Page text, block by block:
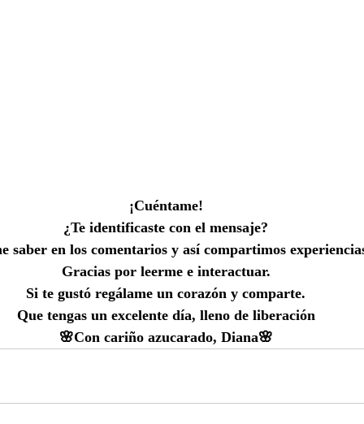
¡Cuéntame!
¿Te identificaste con el mensaje?
saber en los comentarios y así compartimos
Gracias por leerme e interactuar.
Si te gustó regálame un corazón y comparte.
Que tengas un excelente día, lleno de liberación
🌸Con cariño azucarado, Diana🌸